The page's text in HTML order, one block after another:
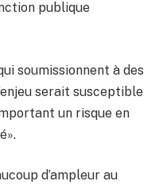
publique
soumissionnent à des
serait susceptible
un risque en
d’ampleur au